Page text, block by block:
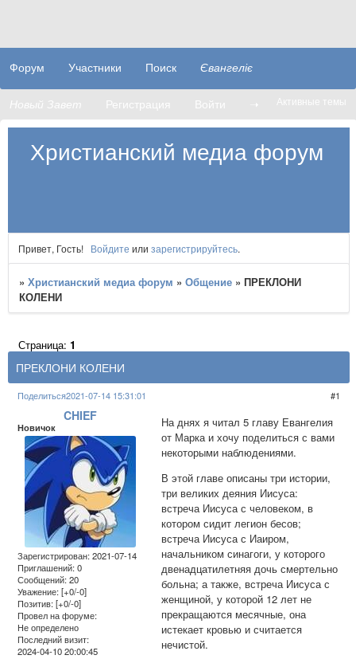
Христианский медиа форум
Форум Участники Поиск Євангеліє
Новый Завет Регистрация Войти ➝ Активные темы
Привет, Гость! Войдите или зарегистрируйтесь.
»Христианский медиа форум »Общение »ПРЕКЛОНИ
КОЛЕНИ
ПРЕКЛОНИ КОЛЕНИ
Страница:1
Поделиться 1
2021-07-14 15:31:01
CHIEF
Новичок
Зарегистрирован: 2021-07-14
Приглашений:0
Сообщений:20
Уважение: [+0/-0]
Позитив: [+0/-0]
Провел на форуме:
Не определено
Последний визит:
2024-04-10 20:00:45
На днях я читал 5 главу Евангелия
от Марка и хочу поделиться с вами
некоторыми наблюдениями.
В этой главе описаны три истории,
три великих деяния Иисуса:
встреча Иисуса с человеком, в
котором сидит легион бесов;
встреча Иисуса с Иаиром,
начальником синагоги, у которого
двенадцатилетняя дочь смертельно
больна; а также, встреча Иисуса с
женщиной, у которой 12 лет не
прекращаются месячные, она
истекает кровью и считается
нечистой.